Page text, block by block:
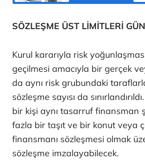
SÖZLEŞME ÜST LİMİTLERİ
Kurul kararıyla risk
geçilmesi amacıyla bir gerçek
da aynı risk grubundaki
sözleşme sayısı da
bir kişi aynı tasarruf finansman
fazla bir taşıt ve bir konut veya
finansmanı sözleşmesi olmak
sözleşme imzalayabilecek.